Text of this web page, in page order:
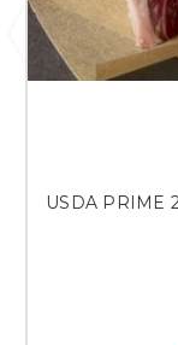
USDA PRIME